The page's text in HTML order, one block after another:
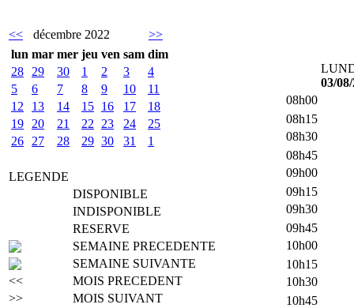
<< décembre 2022
>>
lun mar mer jeu ven sam dim
28
29 30 1 2 3
4
5
6 7 8 9 10
11
12
13 14 15 16 17
18
19
20 21 22 23 24
25
26
27 28 29 30 31 1
LEGENDE
DISPONIBLE
INDISPONIBLE
RESERVE
SEMAINE PRECEDENTE
SEMAINE SUIVANTE
<<
MOIS PRECEDENT
>>
MOIS SUIVANT
03/
08h00
08h15
08h30
08h45
09h00
09h15
09h30
09h45
10h00
10h15
10h30
10h45